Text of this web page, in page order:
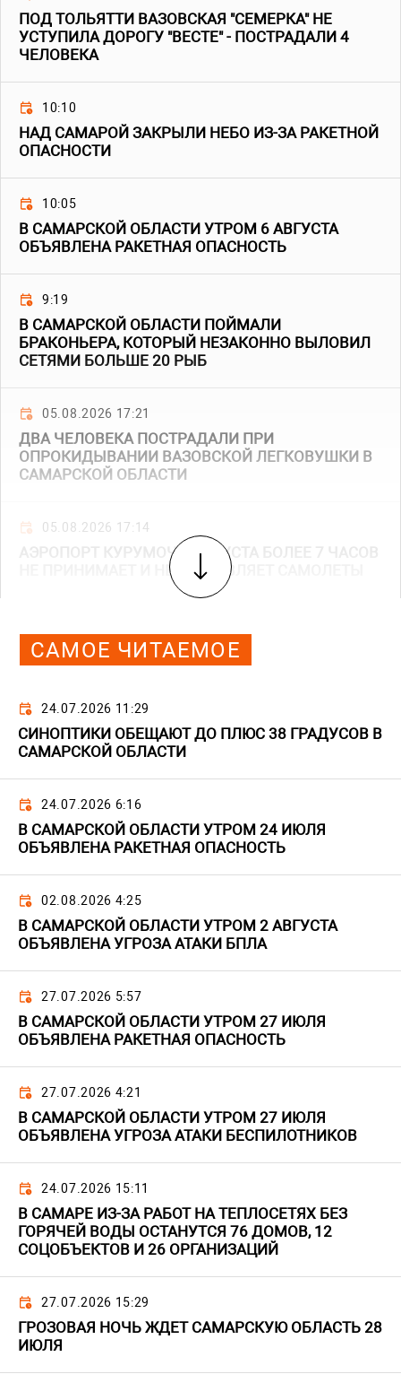
ПОД ТОЛЬЯТТИ ВАЗОВСКАЯ "СЕМЕРКА" НЕ
УСТУПИЛА ДОРОГУ "ВЕСТЕ" - ПОСТРАДАЛИ 4
ЧЕЛОВЕКА
10:10
НАД САМАРОЙ ЗАКРЫЛИ НЕБО ИЗ-ЗА РАКЕТНОЙ
ОПАСНОСТИ
10:05
В САМАРСКОЙ ОБЛАСТИ УТРОМ 6 АВГУСТА
ОБЪЯВЛЕНА РАКЕТНАЯ ОПАСНОСТЬ
9:19
В САМАРСКОЙ ОБЛАСТИ ПОЙМАЛИ
БРАКОНЬЕРА, КОТОРЫЙ НЕЗАКОННО ВЫЛОВИЛ
СЕТЯМИ БОЛЬШЕ 20 РЫБ
05.08.2026 17:21
ДВА ЧЕЛОВЕКА ПОСТРАДАЛИ ПРИ
ОПРОКИДЫВАНИИ ВАЗОВСКОЙ ЛЕГКОВУШКИ В
САМАРСКОЙ ОБЛАСТИ
05.08.2026 17:14
АЭРОПОРТ КУРУМОЧ 5 АВГУСТА БОЛЕЕ 7 ЧАСОВ
НЕ ПРИНИМАЕТ И НЕ ОТПРАВЛЯЕТ САМОЛЕТЫ
САМОЕ ЧИТАЕМОЕ
24.07.2026 11:29
СИНОПТИКИ ОБЕЩАЮТ ДО ПЛЮС 38 ГРАДУСОВ В
САМАРСКОЙ ОБЛАСТИ
24.07.2026 6:16
В САМАРСКОЙ ОБЛАСТИ УТРОМ 24 ИЮЛЯ
ОБЪЯВЛЕНА РАКЕТНАЯ ОПАСНОСТЬ
02.08.2026 4:25
В САМАРСКОЙ ОБЛАСТИ УТРОМ 2 АВГУСТА
ОБЪЯВЛЕНА УГРОЗА АТАКИ БПЛА
27.07.2026 5:57
В САМАРСКОЙ ОБЛАСТИ УТРОМ 27 ИЮЛЯ
ОБЪЯВЛЕНА РАКЕТНАЯ ОПАСНОСТЬ
27.07.2026 4:21
В САМАРСКОЙ ОБЛАСТИ УТРОМ 27 ИЮЛЯ
ОБЪЯВЛЕНА УГРОЗА АТАКИ БЕСПИЛОТНИКОВ
24.07.2026 15:11
В САМАРЕ ИЗ-ЗА РАБОТ НА ТЕПЛОСЕТЯХ БЕЗ
ГОРЯЧЕЙ ВОДЫ ОСТАНУТСЯ 76 ДОМОВ, 12
СОЦОБЪЕКТОВ И 26 ОРГАНИЗАЦИЙ
27.07.2026 15:29
ГРОЗОВАЯ НОЧЬ ЖДЕТ САМАРСКУЮ ОБЛАСТЬ 28
ИЮЛЯ